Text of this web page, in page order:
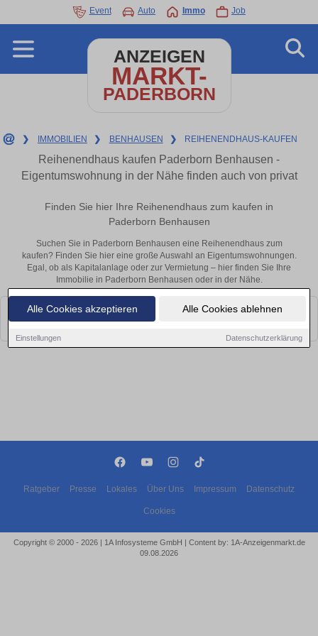
Alle Cookies akzeptieren Alle Cookies ablehnen
Einstellungen Datenschutzerklärung
Event Auto Immo Job
ANZEIGEN
MARKT-
PADERBORN
❯ IMMOBILIEN ❯ BENHAUSEN ❯ REIHENENDHAUS-KAUFEN
Reihenendhaus kaufen Paderborn Benhausen -
Eigentumswohnung in der Nähe finden auch von privat
Finden Sie hier Ihre Reihenendhaus zum kaufen in
Paderborn Benhausen
Suchen Sie in Paderborn Benhausen eine Reihenendhaus zum
kaufen? Finden Sie hier eine große Auswahl an Eigentumswohnungen.
Egal, ob als Kapitalanlage oder zur Vermietung – hier finden Sie Ihre
Immobilie in Paderborn Benhausen oder in der Nähe.
Leider konnten wir derzeit keine passenden Objekte finden. Schauen Sie
bald wieder vorbei!
Ratgeber Presse Lokales Über Uns Impressum Datenschutz
Cookies
Copyright © 2000 - 2026 | 1A Infosysteme GmbH | Content by: 1A-Anzeigenmarkt.de
09.08.2026